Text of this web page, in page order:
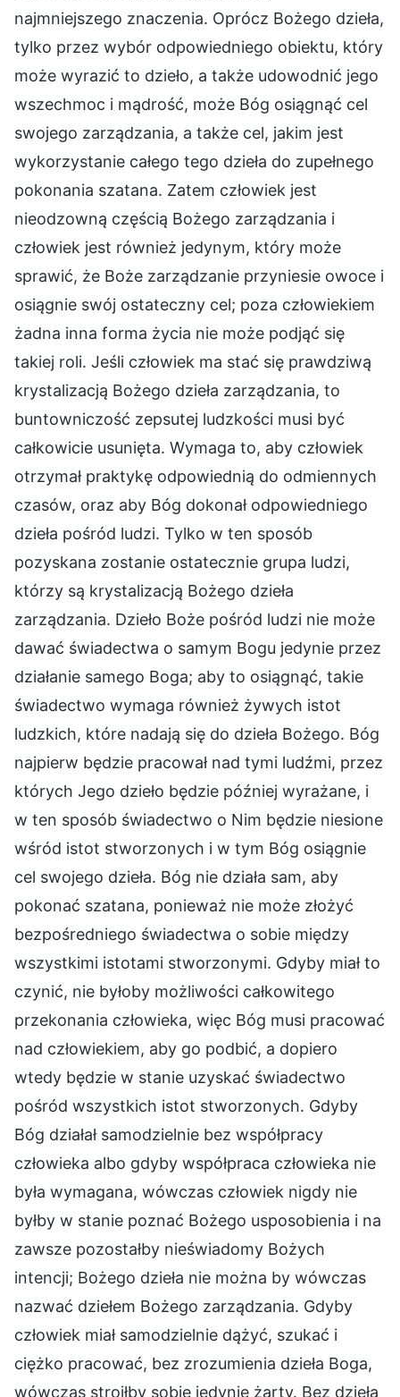
najmniejszego znaczenia. Oprócz Bożego dzieła,
tylko przez wybór odpowiedniego obiektu, który
może wyrazić to dzieło, a także udowodnić jego
wszechmoc i mądrość, może Bóg osiągnąć cel
swojego zarządzania, a także cel, jakim jest
wykorzystanie całego tego dzieła do zupełnego
pokonania szatana. Zatem człowiek jest
nieodzowną częścią Bożego zarządzania i
człowiek jest również jedynym, który może
sprawić, że Boże zarządzanie przyniesie owoce i
osiągnie swój ostateczny cel; poza człowiekiem
żadna inna forma życia nie może podjąć się
takiej roli. Jeśli człowiek ma stać się prawdziwą
krystalizacją Bożego dzieła zarządzania, to
buntowniczość zepsutej ludzkości musi być
całkowicie usunięta. Wymaga to, aby człowiek
otrzymał praktykę odpowiednią do odmiennych
czasów, oraz aby Bóg dokonał odpowiedniego
dzieła pośród ludzi. Tylko w ten sposób
pozyskana zostanie ostatecznie grupa ludzi,
którzy są krystalizacją Bożego dzieła
zarządzania. Dzieło Boże pośród ludzi nie może
dawać świadectwa o samym Bogu jedynie przez
działanie samego Boga; aby to osiągnąć, takie
świadectwo wymaga również żywych istot
ludzkich, które nadają się do dzieła Bożego. Bóg
najpierw będzie pracował nad tymi ludźmi, przez
których Jego dzieło będzie później wyrażane, i
w ten sposób świadectwo o Nim będzie niesione
wśród istot stworzonych i w tym Bóg osiągnie
cel swojego dzieła. Bóg nie działa sam, aby
pokonać szatana, ponieważ nie może złożyć
bezpośredniego świadectwa o sobie między
wszystkimi istotami stworzonymi. Gdyby miał to
czynić, nie byłoby możliwości całkowitego
przekonania człowieka, więc Bóg musi pracować
nad człowiekiem, aby go podbić, a dopiero
wtedy będzie w stanie uzyskać świadectwo
pośród wszystkich istot stworzonych. Gdyby
Bóg działał samodzielnie bez współpracy
człowieka albo gdyby współpraca człowieka nie
była wymagana, wówczas człowiek nigdy nie
byłby w stanie poznać Bożego usposobienia i na
zawsze pozostałby nieświadomy Bożych
intencji; Bożego dzieła nie można by wówczas
nazwać dziełem Bożego zarządzania. Gdyby
człowiek miał samodzielnie dążyć, szukać i
ciężko pracować, bez zrozumienia dzieła Boga,
wówczas stroiłby sobie jedynie żarty. Bez dzieła